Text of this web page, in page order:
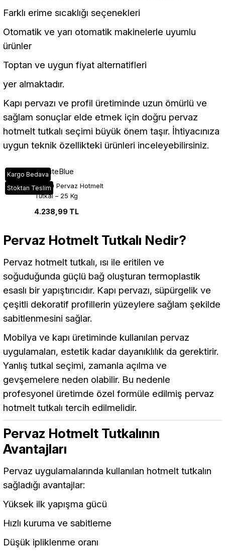
Farklı erime sıcaklığı seçenekleri
Otomatik ve yarı otomatik makinelerle uyumlu
ürünler
Toptan ve uygun fiyat alternatifleri
yer almaktadır.
Kapı pervazı ve profil üretiminde uzun ömürlü ve
sağlam sonuçlar elde etmek için doğru pervaz
hotmelt tutkalı seçimi büyük önem taşır. İhtiyacınıza
uygun teknik özellikteki ürünleri inceleyebilirsiniz.
Kargo Bedava
Stoktan Teslim
WhiteBlue
WhiteBlue 900 Pervaz Hotmelt
Tutkal – 25 Kg
4.238,99 TL
Pervaz Hotmelt Tutkalı Nedir?
Pervaz hotmelt tutkalı, ısı ile eritilen ve
soğuduğunda güçlü bağ oluşturan termoplastik
esaslı bir yapıştırıcıdır. Kapı pervazı, süpürgelik ve
çeşitli dekoratif profillerin yüzeylere sağlam şekilde
sabitlenmesini sağlar.
Mobilya ve kapı üretiminde kullanılan pervaz
uygulamaları, estetik kadar dayanıklılık da gerektirir.
Yanlış tutkal seçimi, zamanla açılma ve
gevşemelere neden olabilir. Bu nedenle
profesyonel üretimde özel formüle edilmiş pervaz
hotmelt tutkalı tercih edilmelidir.
Pervaz Hotmelt Tutkalının
Avantajları
Pervaz uygulamalarında kullanılan hotmelt tutkalın
sağladığı avantajlar:
Yüksek ilk yapışma gücü
Hızlı kuruma ve sabitleme
Düşük ipliklenme oranı